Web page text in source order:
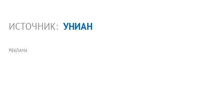
ИСТОЧНИК: УНИАН
РЕКЛАМА